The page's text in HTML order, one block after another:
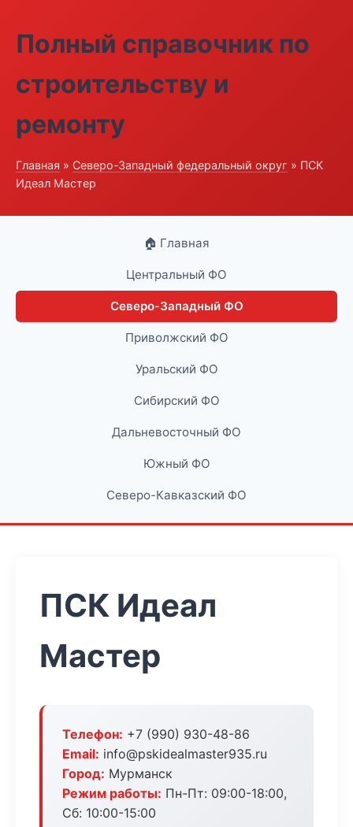
Полный справочник по
строительству и
ремонту
Главная » Северо-Западный федеральный округ » ПСК
Идеал Мастер
🏠 Главная
Центральный ФО
Северо-Западный ФО
Приволжский ФО
Уральский ФО
Сибирский ФО
Дальневосточный ФО
Южный ФО
Северо-Кавказский ФО
ПСК Идеал
Мастер
Телефон: +7 (990) 930-48-86
Email: info@pskidealmaster935.ru
Город: Мурманск
Режим работы: Пн-Пт: 09:00-18:00,
Сб: 10:00-15:00